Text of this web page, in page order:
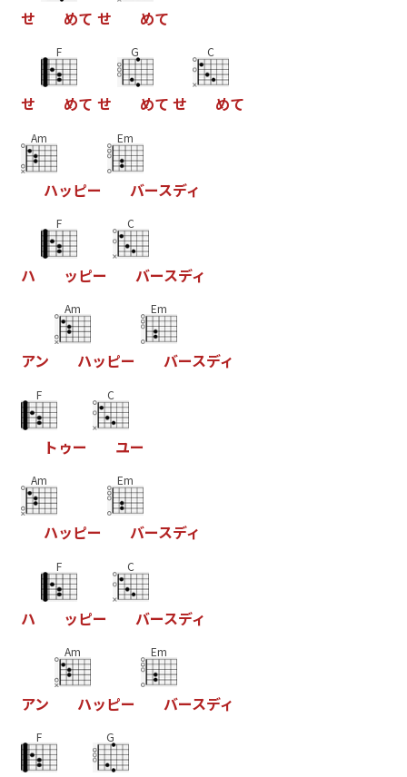
せ めて せ めて
せ
F
めて せ
G
めて せ
C
めて
Am
ハッピー
Em
バースディ
ハ
F
ッピー
C
バースディ
アン
Am
ハッピー
Em
バースディ
F
ト ゥー
C
ユー
Am
ハッピー
Em
バースディ
ハ
F
ッピー
C
バースディ
アン
Am
ハッピー
Em
バースディ
F G